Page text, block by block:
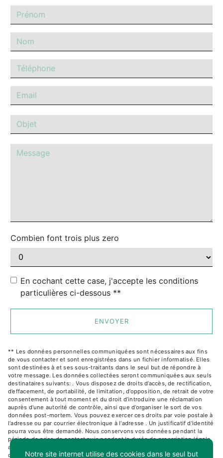
Combien font trois plus zero
En cochant cette case, j'accepte les conditions
particulières ci-dessous **
ENVOYER
** Les données personnelles communiquées sont nécessaires aux fins
de vous contacter et sont enregistrées dans un fichier informatisé. Elles
sont destinées à et ses sous-traitants dans le seul but de répondre à
votre message. Les données collectées seront communiquées aux seuls
destinataires suivants: . Vous disposez de droits d’accès, de rectification,
d’effacement, de portabilité, de limitation, d’opposition, de retrait de votre
consentement à tout moment et du droit d’introduire une réclamation
auprès d’une autorité de contrôle, ainsi que d’organiser le sort de vos
données post-mortem. Vous pouvez exercer ces droits par voie postale à
l'adresse ou par courrier électronique à l'adresse . Un justificatif d'identité
pourra vous être demandé. Nous conservons vos données pendant la
période de prise de contact puis pendant la durée de prescription légale
aux fins probatoires et de gestion des contentieux. Consultez le site
cnil.fr pour plus d’informations sur vos droits.
Notre site internet utilise des cookies dans le seul but